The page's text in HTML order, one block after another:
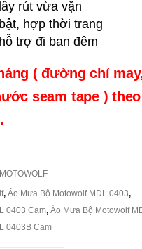
rút vừa vặn
hợp thời trang
trợ đi ban đêm
( đường chỉ
seam tape )
, Áo Mưa Bộ Motowolf MDL 0403,
0403 Cam, Áo Mưa Bộ Motowolf
0403B Cam